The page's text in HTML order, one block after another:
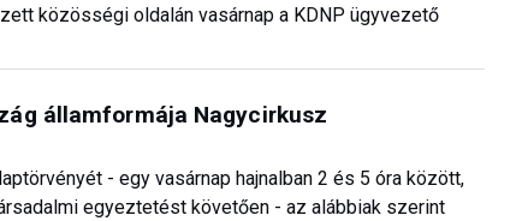
közösségi oldalán vasárnap a KDNP ügyvezető
államformája Nagycirkusz
- egy vasárnap hajnalban 2 és 5 óra között,
egyeztetést követően - az alábbiak szerint